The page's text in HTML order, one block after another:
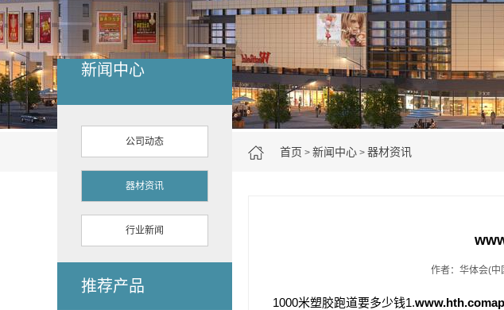
首页 > 新闻中心 > 器材资讯
新闻中心
公司动态
器材资讯
行业新闻
推荐产品
作者：华体会(中
1000米塑胶跑道要多少钱1.